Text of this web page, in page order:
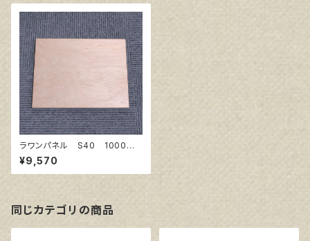
ラワンパネル S40 1000㎜×
1000㎜
¥9,570
同じカテゴリの商品